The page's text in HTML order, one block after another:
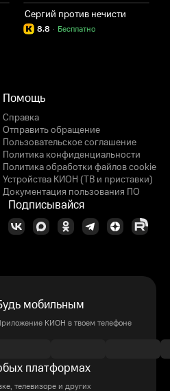
Сергий против нечисти
8.8 Бесплатно
·
Помощь
Справка
Отправить обращение
Пользовательское соглашение
Политика конфиденциальности
Политика обработки файлов cookie
Устройства КИОН (ТВ и приставки)
Документация пользования ПО
Подписывайся
мобильным
КИОН в твоем телефоне
платформах
телевизоре и других